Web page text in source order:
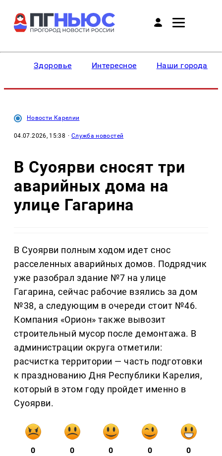
Здоровье Интересное Наши города
Новости Карелии
04.07.2026, 15:38 · Служба новостей
В Суоярви сносят три
аварийных дома на
улице Гагарина
В Суоярви полным ходом идет снос
расселенных аварийных домов. Подрядчик
уже разобрал здание №7 на улице
Гагарина, сейчас рабочие взялись за дом
№38, а следующим в очереди стоит №46.
Компания «Орион» также вывозит
строительный мусор после демонтажа. В
администрации округа отметили:
расчистка территории — часть подготовки
к празднованию Дня Республики Карелия,
который в этом году пройдет именно в
Суоярви.
0 0 0 0 0